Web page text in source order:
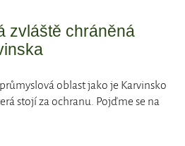
zvláště chráněná
oblast jako je Karvinsko
stojí za ochranu. Pojďme se na